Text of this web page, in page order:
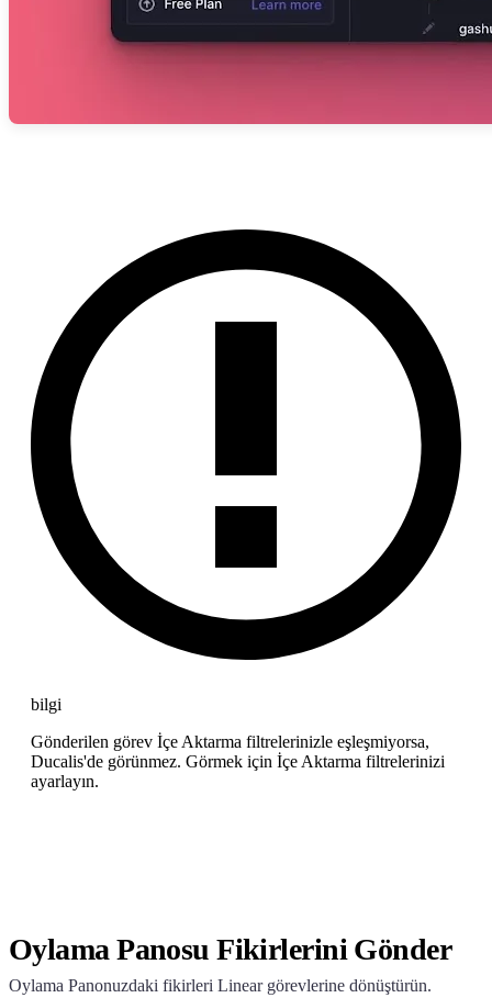
bilgi
Gönderilen görev İçe Aktarma filtrelerinizle eşleşmiyorsa,
Ducalis'de görünmez. Görmek için İçe Aktarma filtrelerinizi
ayarlayın.
Oylama Panosu Fikirlerini Gönder
Oylama Panonuzdaki fikirleri Linear görevlerine dönüştürün.